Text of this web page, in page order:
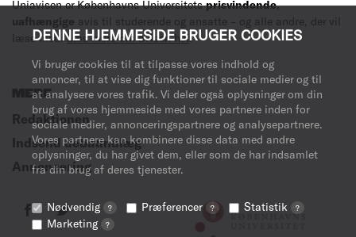
DENNE HJEMMESIDE BRUGER COOKIES
Vi bruger cookies til at tilpasse vores indhold og
annoncer, til at vise dig funktioner til sociale medier og til
at analysere vores trafik. Vi deler også oplysninger om din
brug af vores hjemmeside med vores partnere inden for
sociale medier, annonceringspartnere og analysepartnere.
Vores partnere kan kombinere disse data med andre
oplysninger, du har givet dem, eller som de har indsamlet
fra din brug af deres tjenester.
Nødvendig ? Præferencer ? Statistik ?
Marketing ?
Uniavisen er Københavns Universitetsprisvindende,
uafhængige avis til studerende og ansatte – og alle andre, der vil
læse med.Læs mere om avisen her.
MERE
Redaktionen
Indsend debatindlæg
Annoncering